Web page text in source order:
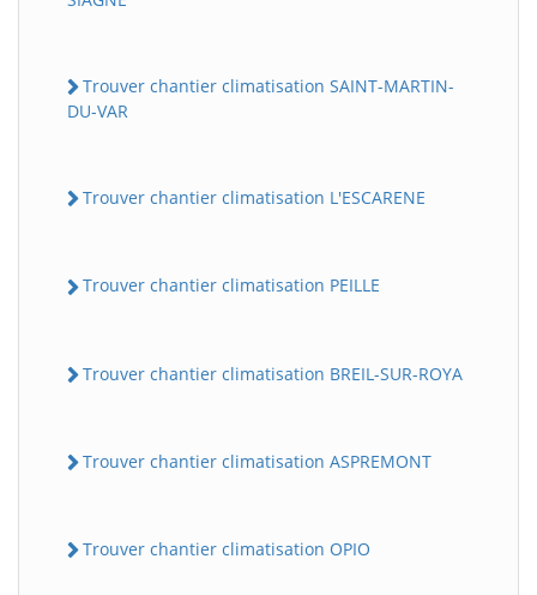
Trouver chantier climatisation SAINT-MARTIN-
DU-VAR
Trouver chantier climatisation L'ESCARENE
Trouver chantier climatisation PEILLE
Trouver chantier climatisation BREIL-SUR-ROYA
Trouver chantier climatisation ASPREMONT
Trouver chantier climatisation OPIO